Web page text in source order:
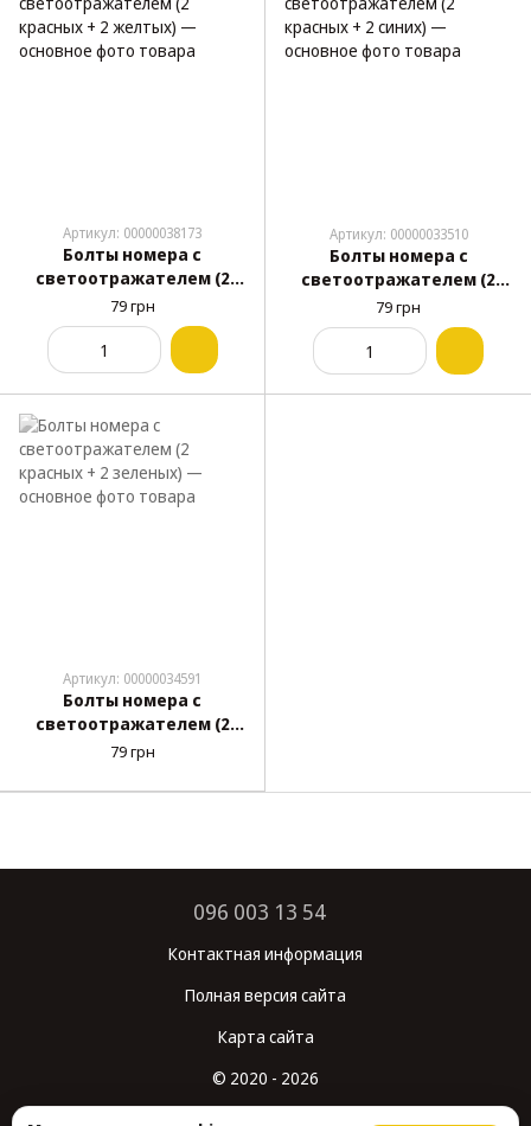
Артикул: 00000038173
Болты номера с
светоотражателем (2
красных + 2 желтых)
79 грн
Артикул: 00000033510
Болты номера с
светоотражателем (2
красных + 2 синих)
79 грн
Артикул: 00000034591
Болты номера с
светоотражателем (2
красных + 2 зеленых)
79 грн
096 003 13 54
Контактная информация
Полная версия сайта
Карта сайта
© 2020 - 2026